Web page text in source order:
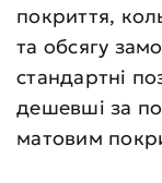
покриття,
та обсягу
стандартні
дешевші за
матовим